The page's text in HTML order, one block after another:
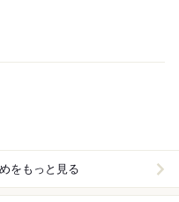
をもっと見る